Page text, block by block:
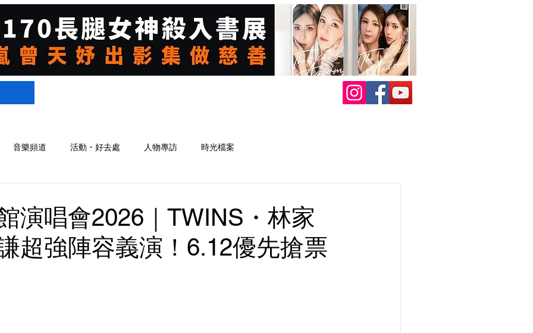
音樂頻道 活動・好去處 人物專訪 時光檔案
演唱會2026｜TWINS・林家
超強陣容義演！6.12優先搶票